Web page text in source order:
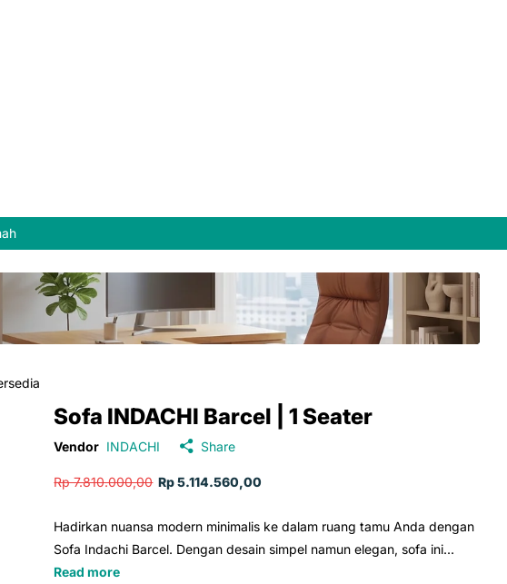
Sofa INDACHI Barcel | 1 Seater
Vendor INDACHI Share
Rp 7.810.000,00Rp 5.114.560,00
Hadirkan nuansa modern minimalis ke dalam ruang tamu Anda dengan
Sofa Indachi Barcel. Dengan desain simpel namun elegan, sofa ini...
Read more